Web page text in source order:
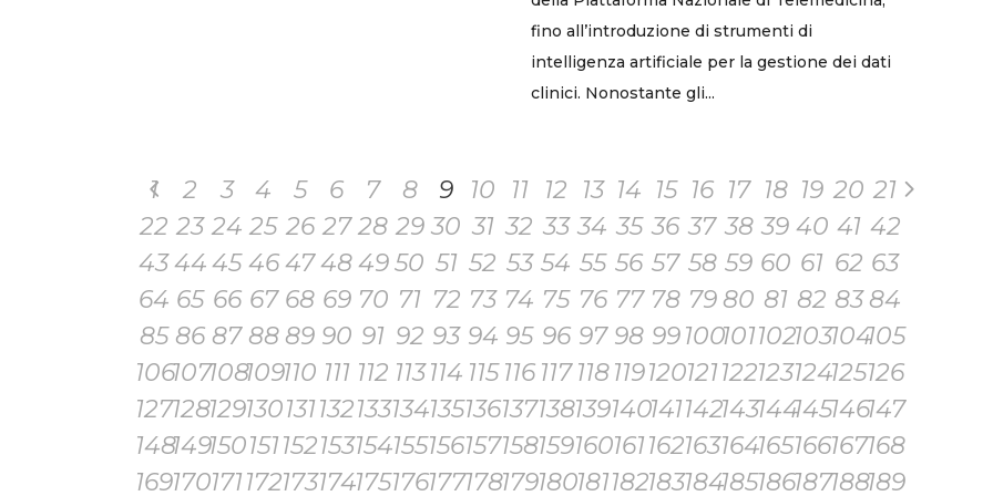
fino all’introduzione di strumenti di
intelligenza artificiale per la gestione dei dati
clinici. Nonostante gli...
1 2 3 4 5 6 7 8 9 10 11 12 13 14 15 16 17 18 19 20 21
22 23 24 25 26 27 28 29 30 31 32 33 34 35 36 37 38 39 40 41 42
434445 46 474849 50 51 52 53 54 55 56 57 58 59 60 61 62 63
64 65 66 67 68 69 70 71 72 73 74 75 76 77 78 79 80 81 82 83 84
85 86 87 88 89 90 91 92 93 94 95 96 97 98 99 100101102103104105
106107108109110 111 112 113 114 115 116 117 118 119120121122123124125126
127128129130131132133134135136137138139140141142143144145146147
148149150151152153154155156157158159160161162163164165166167168
169170171172173174175176177178179180181182183184185186187188189